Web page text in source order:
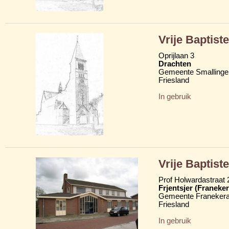
Vrije
Oprijlaan 3
Drachten
Gemeente
Friesland
In gebruik
Vrije
Prof Holwardastraat
Frjentsjer
Gemeente
Friesland
In gebruik